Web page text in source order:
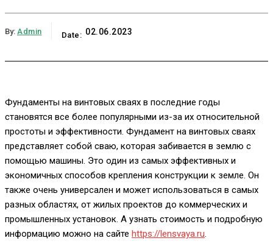
By: Admin Date: 02.06.2023
Фундаменты на винтовых сваях в последние годы
становятся все более популярными из-за их относительной
простоты и эффективности. Фундамент на винтовых сваях
представляет собой сваю, которая забивается в землю с
помощью машины. Это один из самых эффективных и
экономичных способов крепления конструкции к земле. Он
также очень универсален и может использоваться в самых
разных областях, от жилых проектов до коммерческих и
промышленных установок. А узнать стоимость и подробную
информацию можно на сайте https://lensvaya.ru.